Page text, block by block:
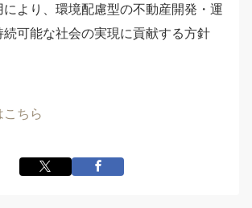
より、環境配慮型の不動産開発・運
可能な社会の実現に貢献する方針
ちら